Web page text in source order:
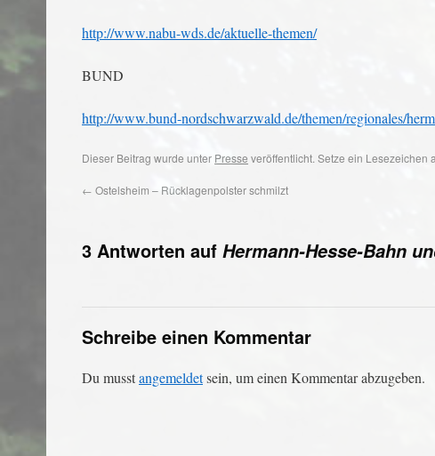
http://www.nabu-wds.de/aktuelle-themen/
BUND
http://www.bund-nordschwarzwald.de/themen/regionales/
Dieser Beitrag wurde unter Presse veröffentlicht. Setze ein Lesezeichen
← Ostelsheim – Rücklagenpolster schmilzt
3 Antworten auf Hermann-Hesse-Bahn
Schreibe einen Kommentar
Du musstangemeldetsein, um einen Kommentar abzugeben.